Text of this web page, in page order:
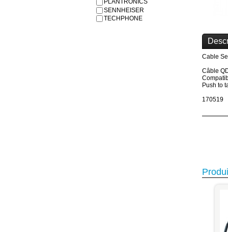
PLANTRONICS
SENNHEISER
TECHPHONE
Cable
Câble
Push to
170519